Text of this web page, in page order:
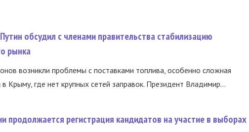
обсудил с членами правительства стабилизацию
рынка
возникли проблемы с поставками топлива, особенно сложная
в Крыму, где нет крупных сетей заправок. Президент Владимир...
продолжается регистрация кандидатов на участие в выборах